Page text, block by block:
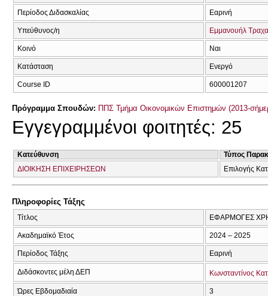
Περίοδος Διδασκαλίας Εαρινή
Υπεύθυνος/η Εμμανουήλ
Κοινό Ναι
Κατάσταση Ενεργό
Course ID 600001207
Πρόγραμμα Σπουδών: ΠΠΣ Τμήμα Οικονομικών Επιστημών (2013-
Εγγεγραμμένοι φοιτητές: 25
Κατεύθυνση
Τύπος
ΔΙΟΙΚΗΣΗ ΕΠΙΧΕΙΡΗΣΕΩΝ
Επιλογής
Πληροφορίες Τάξης
Τίτλος ΕΦΑΡΜΟΓΕΣ
Ακαδημαϊκό Έτος 2024 – 2025
Περίοδος Τάξης Εαρινή
Διδάσκοντες μέλη ΔΕΠ Κωνσταντίνος
Ώρες Εβδομαδιαία 3